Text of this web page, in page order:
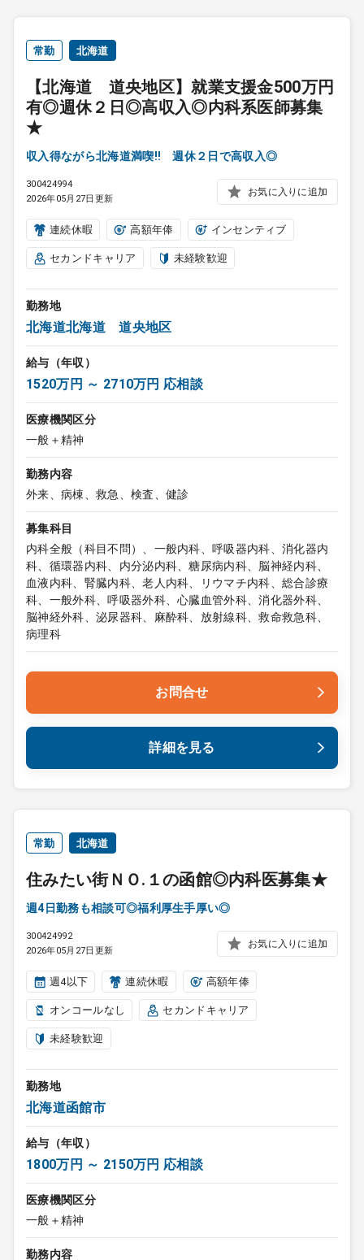
常勤 北海道
【北海道 道央地区】就業支援金500万円
有◎週休２日◎高収入◎内科系医師募集
★
収入得ながら北海道満喫!! 週休２日で高収入◎
300424994
2026年05月27日更新
お気に入りに追加
連続休暇 高額年俸 インセンティブ
セカンドキャリア 未経験歓迎
勤務地
北海道北海道 道央地区
給与（年収）
1520万円 ～ 2710万円 応相談
医療機関区分
一般＋精神
勤務内容
外来、病棟、救急、検査、健診
募集科目
内科全般（科目不問）、一般内科、呼吸器内科、消化器内
科、循環器内科、内分泌内科、糖尿病内科、脳神経内科、
血液内科、腎臓内科、老人内科、リウマチ内科、総合診療
科、一般外科、呼吸器外科、心臓血管外科、消化器外科、
脳神経外科、泌尿器科、麻酔科、放射線科、救命救急科、
病理科
お問合せ
詳細を見る
常勤 北海道
住みたい街ＮＯ.１の函館◎内科医募集★
週4日勤務も相談可◎福利厚生手厚い◎
300424992
2026年05月27日更新
お気に入りに追加
週4以下 連続休暇 高額年俸
オンコールなし セカンドキャリア
未経験歓迎
勤務地
北海道函館市
給与（年収）
1800万円 ～ 2150万円 応相談
医療機関区分
一般＋精神
勤務内容